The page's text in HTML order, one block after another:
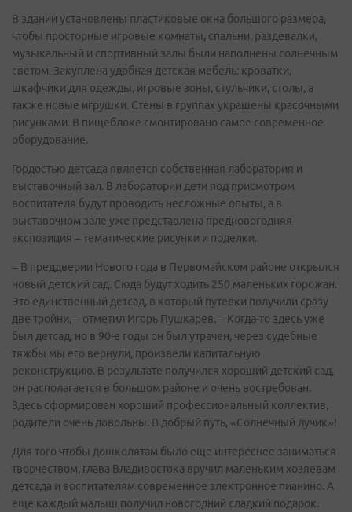
В здании установлены пластиковые окна большого размера,
чтобы просторные игровые комнаты, спальни, раздевалки,
музыкальный и спортивный залы были наполнены солнечным
светом. Закуплена удобная детская мебель: кроватки,
шкафчики для одежды, игровые зоны, стульчики, столы, а
также новые игрушки. Стены в группах украшены красочными
рисунками. В пищеблоке смонтировано самое современное
оборудование.
Гордостью детсада является собственная лаборатория и
выставочный зал. В лаборатории дети под присмотром
воспитателя будут проводить несложные опыты, а в
выставочном зале уже представлена предновогодняя
экспозиция – тематические рисунки и поделки.
– В преддверии Нового года в Первомайском районе открылся
новый детский сад. Сюда будут ходить 250 маленьких горожан.
Это единственный детсад, в который путевки получили сразу
две тройни, – отметил Игорь Пушкарев. – Когда-то здесь уже
был детсад, но в 90-е годы он был утрачен, через судебные
тяжбы мы его вернули, произвели капитальную
реконструкцию. В результате получился хороший детский сад,
он располагается в большом районе и очень востребован.
Здесь сформирован хороший профессиональный коллектив,
родители очень довольны. В добрый путь, «Солнечный лучик»!
Для того чтобы дошколятам было еще интереснее заниматься
творчеством, глава Владивостока вручил маленьким хозяевам
детсада и воспитателям современное электронное пианино. А
еще каждый малыш получил новогодний сладкий подарок.